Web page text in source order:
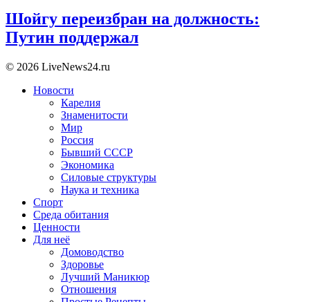
Шойгу переизбран на должность:
Путин поддержал
© 2026 LiveNews24.ru
Новости
Карелия
Знаменитости
Мир
Россия
Бывший СССР
Экономика
Силовые структуры
Наука и техника
Спорт
Среда обитания
Ценности
Для неё
Домоводство
Здоровье
Лучший Маникюр
Отношения